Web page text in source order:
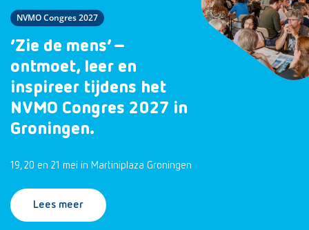
NVMO Congres 2027
‘Zie de mens’ –
ontmoet, leer en
inspireer tijdens het
NVMO Congres 2027 in
Groningen.
19, 20 en 21 mei in Martiniplaza Groningen
Lees meer